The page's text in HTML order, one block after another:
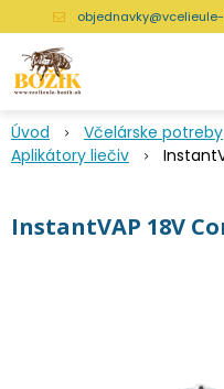
Úvod Včelárske potreby
Aplikátory liečiv
InstantVAP 18V